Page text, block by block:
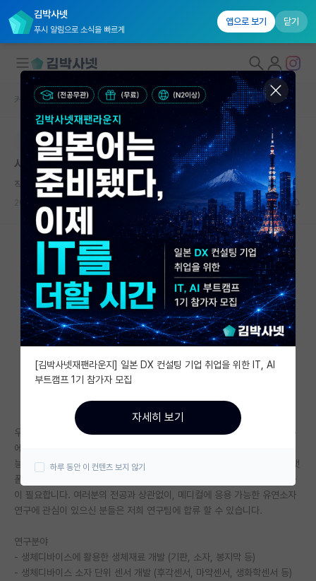
김박사넷
푸시 알림으로 소식을 빠르게
앱으로 보기 닫기
대학원생 모집
국내대학원 정보
연구실&오픈랩
커뮤니티
커뮤니티 홈
전체글보기
베스트 게시판
IF 명예의전당
자유 게시판(아무개랩)
미국 유학 게시판
미국 대학원 합격 후기 게시판
대학원생 모집 게시판
연구실(PI) 홍보 게시판
석박사 채용 정보 게시판
임용 정보 게시판
학부 인턴 게시판
커뮤니티 홈 연구실(PI) 홍보 게시판
본문이 수정되지 않는 박제글입니다.
서울대학교 의과학과 유연전자메디컬디바이스 연구실
직설적인 제인 오스틴
2025.11.20
우리 연구실에서는 플렉서블 유기전자 소자를 활용하여 바이오메디컬 응용
에 사용되는 디바이스 개발을 주로 하고있습니다. 현재는, "생체내 삽입 가
능한 바이오화학센싱 플랫폼"에 대하여 연구가 진행 중에 있습니다. 이 플랫
폼 개발에는, 전기전자, 기계, 재료, 의공학 등 다양한 전문분야의 연구자들
이 필요합니다. 여러분의 전공과 상관없이, 메디컬에 응용 가능한 유연소자
연구에 관심이 있으신 분들은 저희 연구팀에 합류 할 수 있습니다.
연구분야
- 생체디바이스에 활용한 생체재료 개발 (기판, 소자, 봉지막 등)
- 생체디바이스 소자 단위 센서 개발 (후각센서, 마약센서, 생화학센서 등)
[김박사넷재팬라운지] 일본 DX 컨설팅 기업 취업을 위한 IT, AI
부트캠프 1기 참가자 모집
자세히 보기
하루 동안 이 컨텐츠 보지 않기